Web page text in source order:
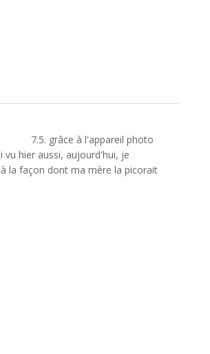
7.5. grâce à l'appareil photo
vu hier aussi, aujourd'hui, je
la façon dont ma mère la picorait